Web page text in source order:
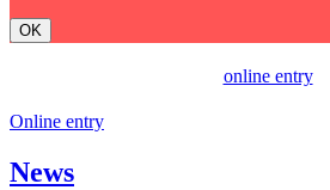
OK
online entry
Online entry
News